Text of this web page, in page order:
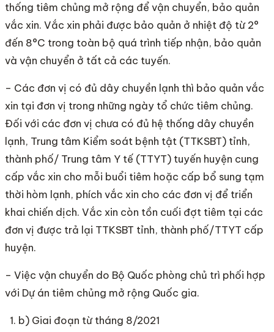
thống tiêm chủng mở rộng để vận chuyển, bảo quản
vắc xin. Vắc xin phải được bảo quản ở nhiệt độ từ 2°
đến 8°C trong toàn bộ quá trình tiếp nhận, bảo quản
và vận chuyển ở tất cả các tuyến.
– Các đơn vị có đủ dây chuyền lạnh thì bảo quản vắc
xin tại đơn vị trong những ngày tổ chức tiêm chủng.
Đối với các đơn vị chưa có đủ hệ thống dây chuyền
lạnh, Trung tâm Kiểm soát bệnh tật (TTKSBT) tỉnh,
thành phố/ Trung tâm Y tế (TTYT) tuyến huyện cung
cấp vắc xin cho mỗi buổi tiêm hoặc cấp bổ sung tạm
thời hòm lạnh, phích vắc xin cho các đơn vị để triển
khai chiến dịch. Vắc xin còn tồn cuối đợt tiêm tại các
đơn vị được trả lại TTKSBT tỉnh, thành phố/TTYT cấp
huyện.
– Việc vận chuyển do Bộ Quốc phòng chủ trì phối hợp
với Dự án tiêm chủng mở rộng Quốc gia.
b) Giai đoạn từ tháng 8/2021